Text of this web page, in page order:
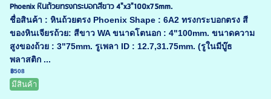
Phoenix หินถ้วยทรงกระบอกสีขาว 4"x3"100x75mm.
ชื่อสินค้า : หินถ้วยตรง Phoenix Shape : 6A2 ทรงกระบอกตรง สี
ของหินเจียรถ้วย: สีขาว WA ขนาดโตนอก : 4"100mm. ขนาดความ
สูงของถ้วย : 3"75mm. รูเพลา ID : 12.7,31.75mm. (รูในมีบู๊ธ
พลาสติก ...
฿508
มีสินค้า